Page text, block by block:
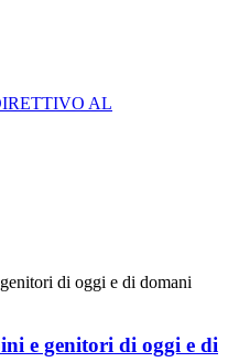
AL
e genitori di oggi e di